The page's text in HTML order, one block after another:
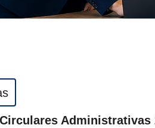
Circulares Administrativas